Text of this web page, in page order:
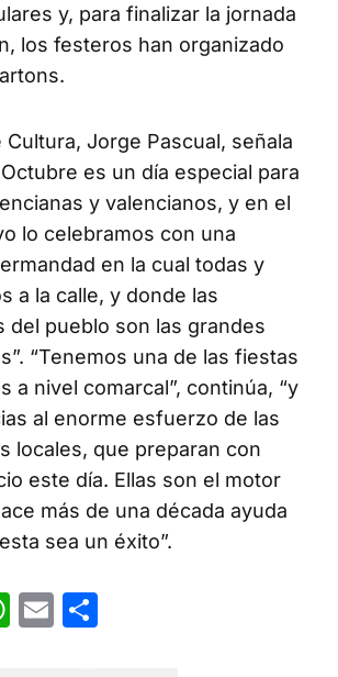
y, para finalizar la jornada
los festeros han organizado
Cultura, Jorge Pascual, señala
es un día especial para
y valencianos, y en el
lo celebramos con una
en la cual todas y
a la calle, y donde las
del pueblo son las grandes
“Tenemos una de las fiestas
a nivel comarcal”, continúa, “y
al enorme esfuerzo de las
locales, que preparan con
este día. Ellas son el motor
más de una década ayuda
sea un éxito”.
WhatsApp
Email